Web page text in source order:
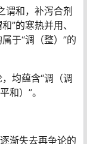
谓和，补泻合剂
”的寒热并用、
于“调（整）”的
均蕴含“调（调
和）”。
渐失去再争论的